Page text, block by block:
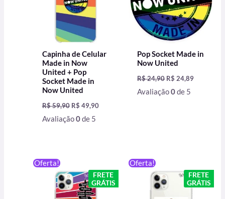
Capinha de Celular
Made in Now
United + Pop
Socket Made in
Now United
R$59,90 R$ 49,90
Avaliação0de 5
Pop Socket Made in
Now United
R$24,90 R$ 24,89
Avaliação0de 5
Oferta!
FRETE
GRÁTIS
original
era:
R$ 59,90.
preço
atual
é:
Oferta!
FRETE
GRÁTIS
original
era:
preço
atual
é: